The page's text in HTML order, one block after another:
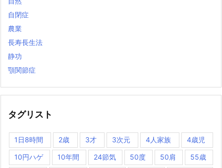
自閉症
農業
長寿長生法
静功
顎関節症
タグリスト
1日8時間 2歳 3才 3次元 4人家族 4歳児
10円ハゲ 10年間 24節気 50度 50肩 55歳